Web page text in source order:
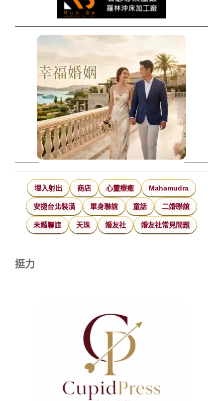
埋入射出 商店 心靈療癒 Mahamudra
安捷台北裝潢 單身聯誼 童話 二婚聯誼
未婚聯誼 天珠 婚友社 婚友社常見問題
挺力